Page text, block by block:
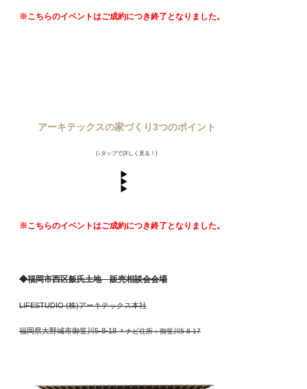
※こちらのイベントはご成約につき終了となりました。
アーキテックスの家づくり3つのポイント
(↓タップで詳しく見る！)
※こちらのイベントはご成約につき終了となりました。
◆福岡市西区飯氏土地 販売相談会会場
LIFESTUDIO (株)アーキテックス本社
福岡県大野城市御笠川5-8-18＊ナビ住所：御笠川5-8-17